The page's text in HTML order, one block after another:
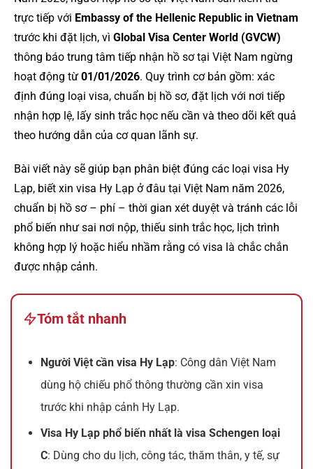
trực tiếp với Embassy of the Hellenic Republic in Vietnam
trước khi đặt lịch, vì Global Visa Center World (GVCW)
thông báo trung tâm tiếp nhận hồ sơ tại Việt Nam ngừng
hoạt động từ 01/01/2026. Quy trình cơ bản gồm: xác
định đúng loại visa, chuẩn bị hồ sơ, đặt lịch với nơi tiếp
nhận hợp lệ, lấy sinh trắc học nếu cần và theo dõi kết quả
theo hướng dẫn của cơ quan lãnh sự.
Bài viết này sẽ giúp bạn phân biệt đúng các loại visa Hy
Lạp, biết xin visa Hy Lạp ở đâu tại Việt Nam năm 2026,
chuẩn bị hồ sơ – phí – thời gian xét duyệt và tránh các lỗi
phổ biến như sai nơi nộp, thiếu sinh trắc học, lịch trình
không hợp lý hoặc hiểu nhầm rằng có visa là chắc chắn
được nhập cảnh.
Tóm tắt nhanh
Người Việt cần visa Hy Lạp: Công dân Việt Nam
dùng hộ chiếu phổ thông thường cần xin visa
trước khi nhập cảnh Hy Lạp.
Visa Hy Lạp phổ biến nhất là visa Schengen loại
C: Dùng cho du lịch, công tác, thăm thân, y tế, sự